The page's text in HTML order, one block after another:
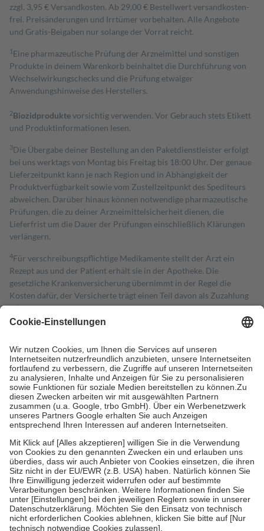
zzgl. 3,95 € Versandkosten. Ab 29,00 € Bestell­wert versand­kosten­
frei. Preisänderungen und Irrtümer vorbehalten. Alle Angebote
und Gratis-Beigaben nur solange der Vorrat reicht.
1 Eine pharmazeutische Prüfung der Arzneimittel und sonstigen
Produkte in deinem Warenkorb beinhaltet die Durchführung von
Wechselwirkungschecks und die Prüfung etwaiger
Anwendungshinweise des Herstellers.
2Biozidproduktevorsichtig verwenden. Vor Gebrauch stets Etikett
und Produktinformationen lesen.
3Die Übergabe deiner Bestellung an den Paketdienstleister erfolgt
bei uns werktags von Montag bis Freitag bis 18:00 Uhr. Der genaue
Lieferzeitpunkt kann je nach Region und in Abhängigkeit der
Produktverfügbarkeit sowie vom Zustellzeitpunkt des Spediteurs
abweichen. Darüber hinaus können notwendige pharmazeutische
Prüfungen, die zu deiner Arzneimittelsicherheit dienen, die
Lieferfrist um die Dauer der Prüfungen einschließlich Klärungen
verlängern.
4Für verschreibungspflichtige Medikamente stellt der Arzt ein
Rezept aus und der Patient erhält sie in der Apotheke. Die
gesetzliche Krankenversicherung übernimmt in der Regel die
Kosten dafür, der Versicherte trägt einen Teil davon als Zuzahlung
mit.
Grundsätzlich leisten Mitglieder Zuzahlungen in Höhe von zehn
höchstens zehn Euro.
Es sind jedoch nie mehr als die tatsächlichen
Kosten der Leistung zu entrichten.
Diese Regeln gelten grundsätzlich auch für Online-Apotheken.
Bei Heilmitteln und häuslicher Krankenpflege beträgt die
Zuzahlung zehn Prozent der Kosten sowie zehn Euro je
Verordnung.
Um das Engagement der Versicherten für ihre eigene Gesundheit zu
stärken und die besondere Stellung der Familie zu unterstützen,
fallenkeine Zuzahlungenan bei:
• Kindern und Jugendlichen bis zum vollendeten 18. Lebensjahr
mit Ausnahme der Fahrkosten
• Untersuchungen zur Vorsorge und Früherkennung, die von der
GKV getragen werden
• empfohlenen Schutzimpfungen
• Harn- und Blutteststreifen